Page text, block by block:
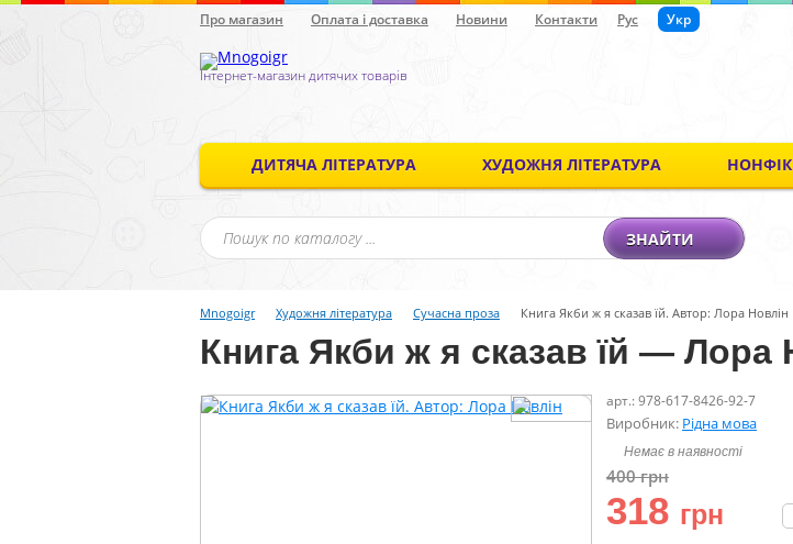
Про магазин Оплата і доставка Новини Контакти Рус Укр
Інтернет-магазин дитячих товарів
ДИТЯЧА ЛІТЕРАТУРА ХУДОЖНЯ ЛІТЕРАТУРА
ЗНАЙТИ
Mnogoigr Художня література Сучасна проза Книга Якби ж я сказав їй. Автор: Лора Новлін
Книга Якби ж я сказав їй — Лора
арт.: 978-617-8426-92-7
Виробник: Рідна мова
Немає в наявності
400грн
318 грн